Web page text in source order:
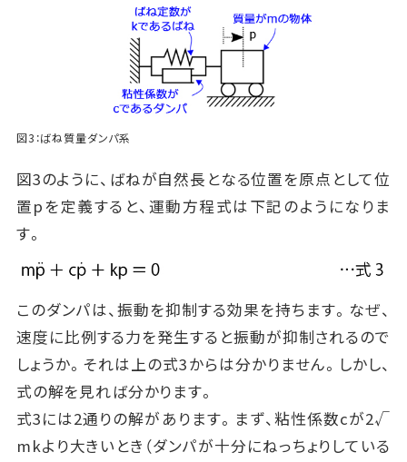
図3：ばね質量ダンパ系
図3のように、ばねが自然長となる位置を原点として位
置pを定義すると、運動方程式は下記のようになりま
す。
このダンパは、振動を抑制する効果を持ちます。なぜ、
速度に比例する力を発生すると振動が抑制されるので
しょうか。それは上の式3からは分かりません。しかし、
式の解を見れば分かります。
式3には2通りの解があります。まず、粘性係数cが2√
mkより大きいとき（ダンパが十分にねっちょりしている